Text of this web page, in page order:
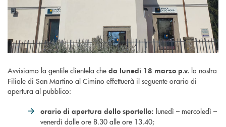
Avvisiamo la gentile clientela che da lunedì 18 marzo p.v. la nostra
Filiale di San Martino al Cimino effettuerà il seguente orario di
apertura al pubblico:
orario di apertura dello sportello: lunedì – mercoledì –
venerdì dalle ore 8.30 alle ore 13.40;